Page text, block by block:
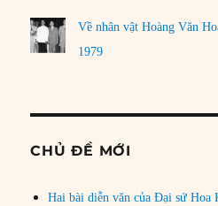
Về nhân vật Hoàng Văn
1979
CHỦ ĐỀ MỚI
Hai bài diễn văn của Đại sứ